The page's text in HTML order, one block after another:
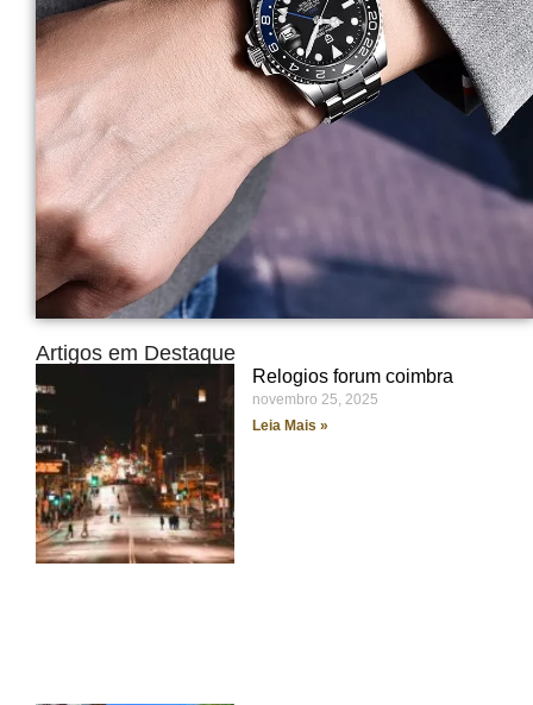
Artigos em Destaque
Relogios forum coimbra
novembro 25, 2025
Leia Mais »